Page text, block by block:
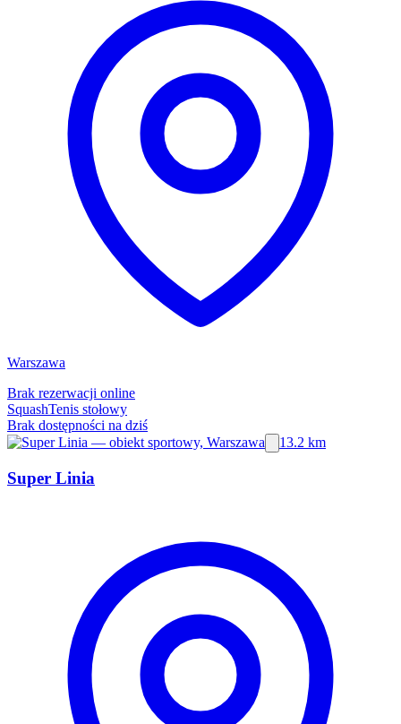
Warszawa
Brak rezerwacji online
SquashTenis stołowy
Brak dostępności na dziś
13.2 km
Super Linia